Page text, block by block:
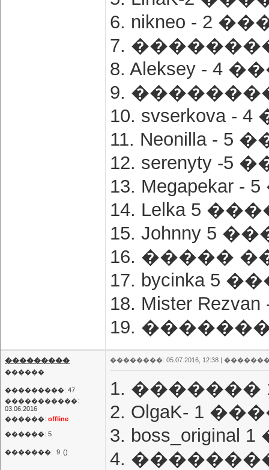
6. nikneo - 2
7.
8. Aleksey - 4
9.
10. svserkova
11. Neonilla -
12. serenyty -
13.
14. Lelka 5
15. Johnny 5
16. �����
17. bycinka 5
18. Mister
19.
���������
������
���������: 47
�����������:
03.06.2016
������: offline
������: 5
�������: 9 ()
��������: 05.07.2016, 12:38 |
1. �������
2. OlgaK- 1
3.
4.